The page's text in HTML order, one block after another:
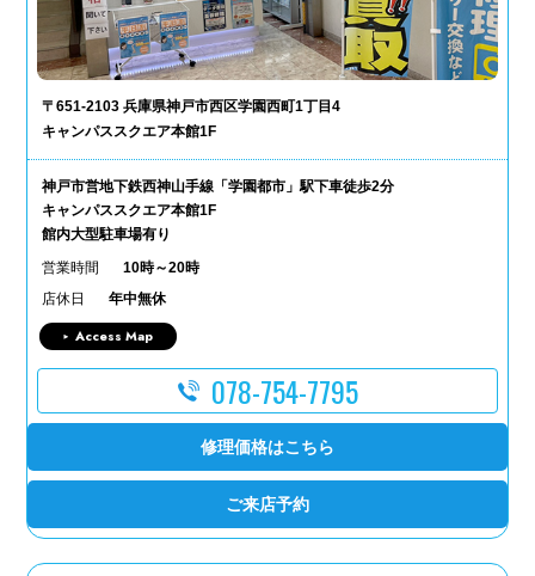
〒651-2103 兵庫県神戸市西区学園西町1丁目4
キャンパススクエア本館1F
神戸市営地下鉄西神山手線「学園都市」駅下車徒歩2分
キャンパススクエア本館1F
館内大型駐車場有り
営業時間
10時～20時
店休日
年中無休
Access Map
078-754-7795
修理価格はこちら
ご来店予約